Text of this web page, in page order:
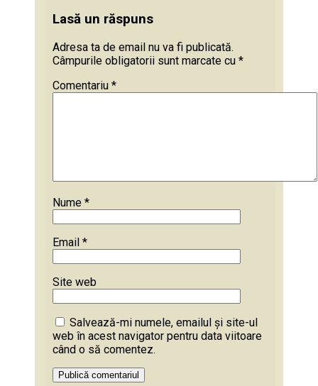
Lasă un răspuns
Adresa ta de email nu va fi publicată.
Câmpurile obligatorii sunt marcate cu *
Comentariu *
Nume *
Email *
Site web
Salvează-mi numele, emailul și site-ul
web în acest navigator pentru data viitoare
când o să comentez.